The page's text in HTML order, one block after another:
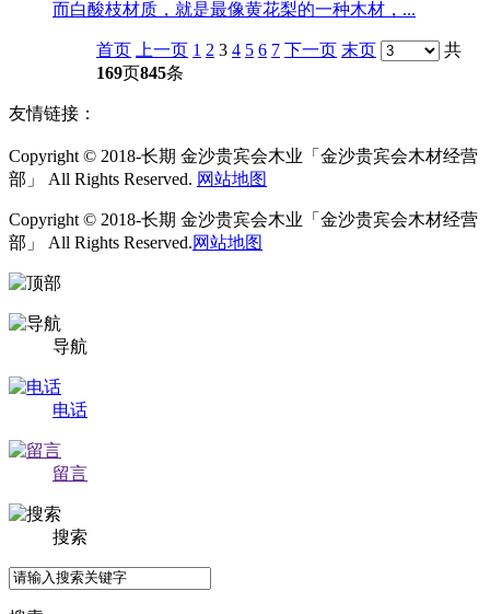
而白酸枝材质，就是最像黄花梨的一种木材，...
首页 上一页 1 2 3 4 5 6 7 下一页 末页
共
169页845条
友情链接：
Copyright © 2018-长期 金沙贵宾会木业「金沙贵宾会木材经营
部」 All Rights Reserved. 网站地图
Copyright © 2018-长期 金沙贵宾会木业「金沙贵宾会木材经营
部」 All Rights Reserved.网站地图
导航
电话
留言
搜索